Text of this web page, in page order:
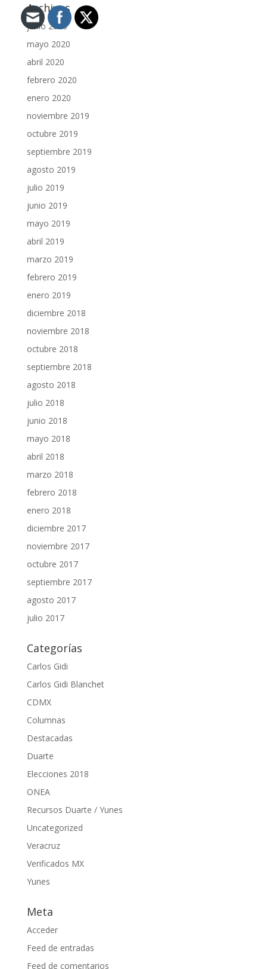
Archivos
junio 2020
mayo 2020
abril 2020
febrero 2020
enero 2020
noviembre 2019
octubre 2019
septiembre 2019
agosto 2019
julio 2019
junio 2019
mayo 2019
abril 2019
marzo 2019
febrero 2019
enero 2019
diciembre 2018
noviembre 2018
octubre 2018
septiembre 2018
agosto 2018
julio 2018
junio 2018
mayo 2018
abril 2018
marzo 2018
febrero 2018
enero 2018
diciembre 2017
noviembre 2017
octubre 2017
septiembre 2017
agosto 2017
julio 2017
Categorías
Carlos Gidi
Carlos Gidi Blanchet
CDMX
Columnas
Destacadas
Duarte
Elecciones 2018
ONEA
Recursos Duarte / Yunes
Uncategorized
Veracruz
Verificados MX
Yunes
Meta
Acceder
Feed de entradas
Feed de comentarios